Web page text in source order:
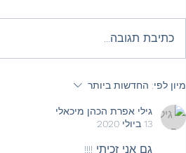
כתיבת תגובה...
מיון לפי: החדשות ביותר
גילי אפרת הכהן מיכאלי
13 ביולי 2020
גם אני זכיתי !!!!